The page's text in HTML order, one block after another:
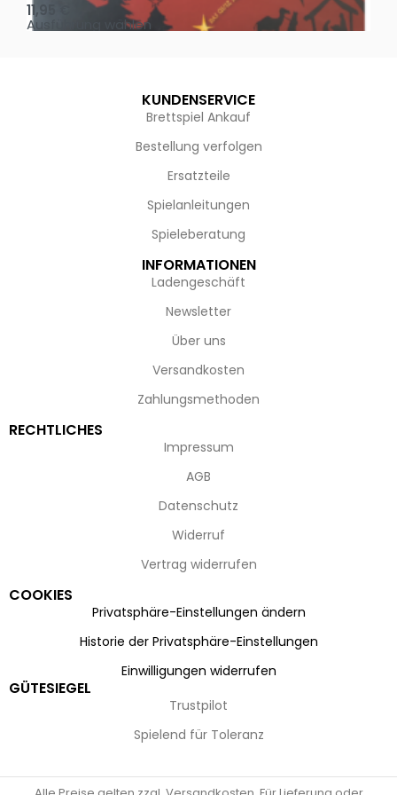
11,95
Ausführung wählen
KUNDENSERVICE
Brettspiel Ankauf
Bestellung verfolgen
Ersatzteile
Spielanleitungen
Spieleberatung
INFORMATIONEN
Ladengeschäft
Newsletter
Über uns
Versandkosten
Zahlungsmethoden
RECHTLICHES
Impressum
AGB
Datenschutz
Widerruf
Vertrag widerrufen
COOKIES
Privatsphäre-Einstellungen ändern
Historie der Privatsphäre-Einstellungen
Einwilligungen widerrufen
GÜTESIEGEL
Trustpilot
Spielend für Toleranz